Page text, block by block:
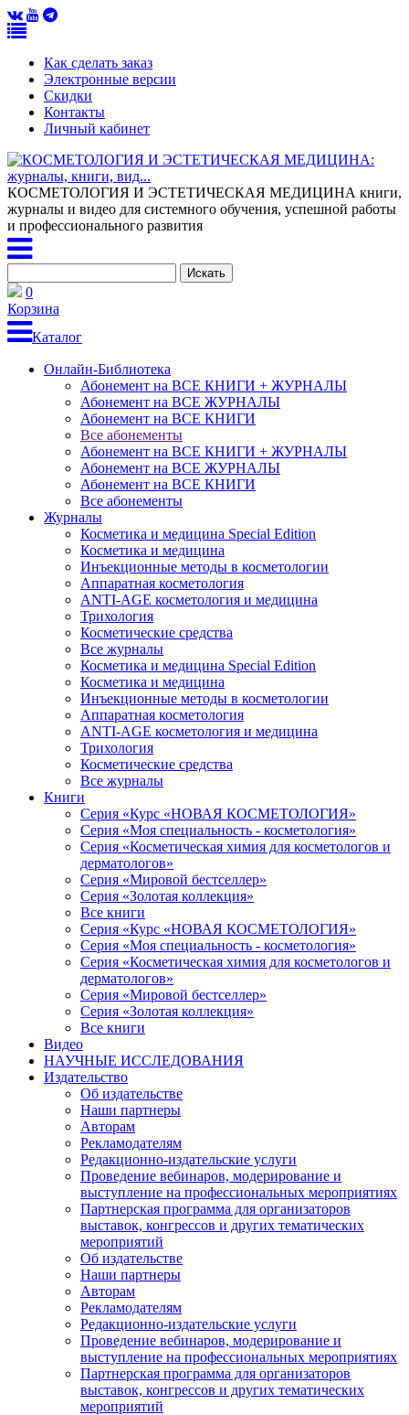
Как сделать заказ
Электронные версии
Скидки
Контакты
Личный кабинет
КОСМЕТОЛОГИЯ И ЭСТЕТИЧЕСКАЯ МЕДИЦИНА книги,
журналы и видео для системного обучения, успешной работы
и профессионального развития
0
Корзина
Каталог
Онлайн-Библиотека
Абонемент на ВСЕ КНИГИ + ЖУРНАЛЫ
Абонемент на ВСЕ ЖУРНАЛЫ
Абонемент на ВСЕ КНИГИ
Все абонементы
Абонемент на ВСЕ КНИГИ + ЖУРНАЛЫ
Абонемент на ВСЕ ЖУРНАЛЫ
Абонемент на ВСЕ КНИГИ
Все абонементы
Журналы
Косметика и медицина Special Edition
Косметика и медицина
Инъекционные методы в косметологии
Аппаратная косметология
ANTI-AGE косметология и медицина
Трихология
Косметические средства
Все журналы
Косметика и медицина Special Edition
Косметика и медицина
Инъекционные методы в косметологии
Аппаратная косметология
ANTI-AGE косметология и медицина
Трихология
Косметические средства
Все журналы
Книги
Серия «Курс «НОВАЯ КОСМЕТОЛОГИЯ»
Серия «Моя специальность - косметология»
Серия «Косметическая химия для косметологов и
дерматологов»
Серия «Мировой бестселлер»
Серия «Золотая коллекция»
Все книги
Серия «Курс «НОВАЯ КОСМЕТОЛОГИЯ»
Серия «Моя специальность - косметология»
Серия «Косметическая химия для косметологов и
дерматологов»
Серия «Мировой бестселлер»
Серия «Золотая коллекция»
Все книги
Видео
НАУЧНЫЕ ИССЛЕДОВАНИЯ
Издательство
Об издательстве
Наши партнеры
Авторам
Рекламодателям
Редакционно-издательские услуги
Проведение вебинаров, модерирование и
выступление на профессиональных мероприятиях
Партнерская программа для организаторов
выставок, конгрессов и других тематических
мероприятий
Об издательстве
Наши партнеры
Авторам
Рекламодателям
Редакционно-издательские услуги
Проведение вебинаров, модерирование и
выступление на профессиональных мероприятиях
Партнерская программа для организаторов
выставок, конгрессов и других тематических
мероприятий